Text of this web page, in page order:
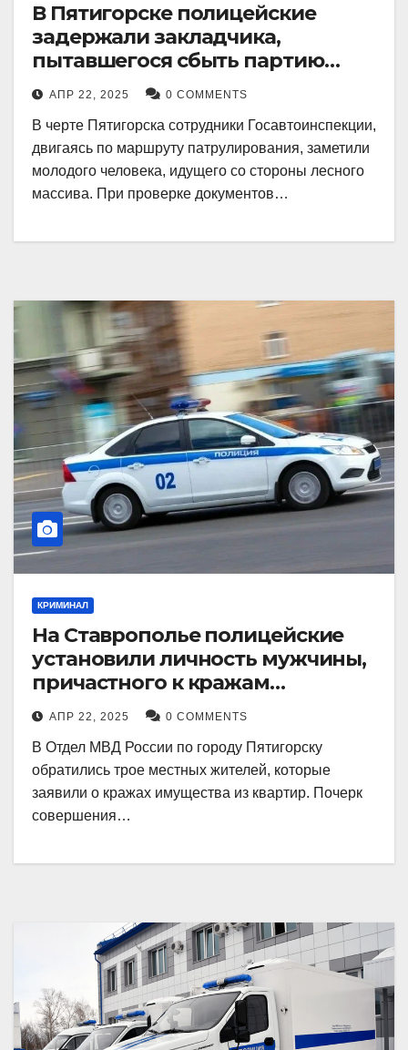
В Пятигорске полицейские
задержали закладчика,
пытавшегося сбыть партию
синтетического наркотика
АПР 22, 2025 0 COMMENTS
В черте Пятигорска сотрудники Госавтоинспекции,
двигаясь по маршруту патрулирования, заметили
молодого человека, идущего со стороны лесного
массива. При проверке документов…
КРИМИНАЛ
На Ставрополье полицейские
установили личность мужчины,
причастного к кражам
имущества из квартир в
Пятигорске
АПР 22, 2025 0 COMMENTS
В Отдел МВД России по городу Пятигорску
обратились трое местных жителей, которые
заявили о кражах имущества из квартир. Почерк
совершения…